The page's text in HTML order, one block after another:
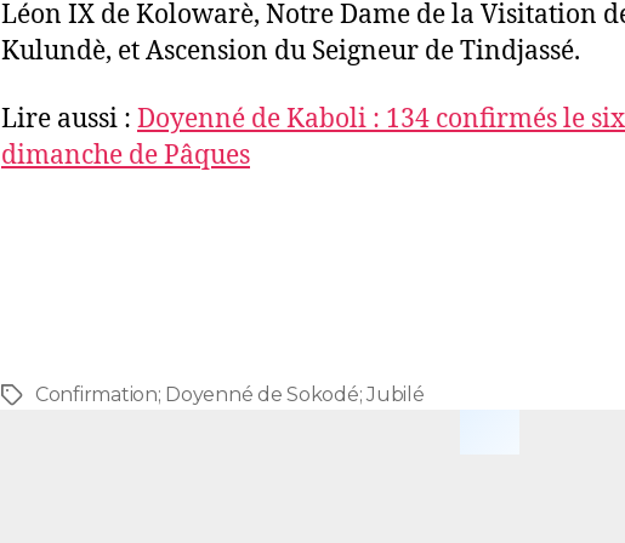
Léon IX de Kolowarè, Notre Dame de la Visitation
Kulundè, et Ascension du Seigneur de Tindjassé.
Lire aussi : Doyenné de Kaboli : 134 confirmés le
dimanche de Pâques
Confirmation; Doyenné de Sokodé; Jubilé